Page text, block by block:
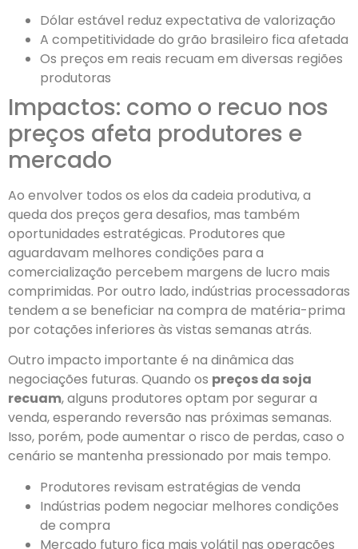
Dólar estável reduz expectativa de valorização
A competitividade do grão brasileiro fica afetada
Os preços em reais recuam em diversas regiões
produtoras
Impactos: como o recuo nos
preços afeta produtores e
mercado
Ao envolver todos os elos da cadeia produtiva, a
queda dos preços gera desafios, mas também
oportunidades estratégicas. Produtores que
aguardavam melhores condições para a
comercialização percebem margens de lucro mais
comprimidas. Por outro lado, indústrias processadoras
tendem a se beneficiar na compra de matéria-prima
por cotações inferiores às vistas semanas atrás.
Outro impacto importante é na dinâmica das
negociações futuras. Quando os preços da soja
recuam, alguns produtores optam por segurar a
venda, esperando reversão nas próximas semanas.
Isso, porém, pode aumentar o risco de perdas, caso o
cenário se mantenha pressionado por mais tempo.
Produtores revisam estratégias de venda
Indústrias podem negociar melhores condições
de compra
Mercado futuro fica mais volátil nas operações